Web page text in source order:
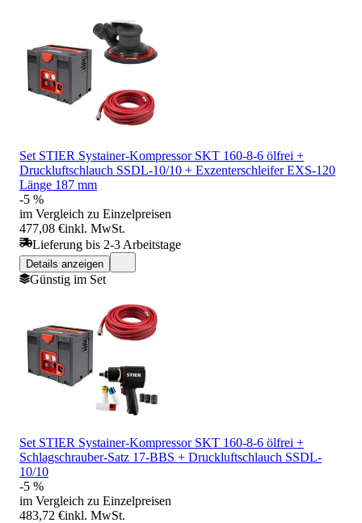
Set STIER Systainer-Kompressor SKT 160-8-6 ölfrei +
Druckluftschlauch SSDL-10/10 + Exzenterschleifer EXS-120
Länge 187 mm
-5 %
im Vergleich zu Einzelpreisen
477,08 €inkl. MwSt.
Lieferung bis 2-3 Arbeitstage
Details anzeigen
Günstig im Set
Set STIER Systainer-Kompressor SKT 160-8-6 ölfrei +
Schlagschrauber-Satz 17-BBS + Druckluftschlauch SSDL-
10/10
-5 %
im Vergleich zu Einzelpreisen
483,72 €inkl. MwSt.